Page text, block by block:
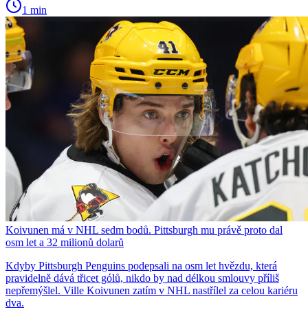
1 min
Koivunen má v NHL sedm bodů. Pittsburgh mu právě proto dal
osm let a 32 milionů dolarů
Kdyby Pittsburgh Penguins podepsali na osm let hvězdu, která
pravidelně dává třicet gólů, nikdo by nad délkou smlouvy příliš
nepřemýšlel. Ville Koivunen zatím v NHL nastřílel za celou kariéru
dva.